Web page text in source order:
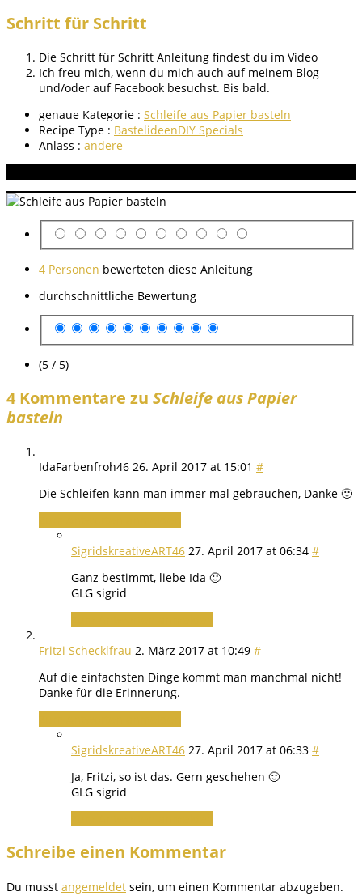
Schritt für Schritt
Die Schritt für Schritt Anleitung findest du im Video
Ich freu mich, wenn du mich auch auf meinem Blog
und/oder auf Facebook besuchst. Bis bald.
genaue Kategorie : Schleife aus Papier basteln
Recipe Type : BastelideenDIY Specials
Anlass : andere
4 Personen bewerteten diese Anleitung
durchschnittliche Bewertung
(5 / 5)
4 Kommentare zu Schleife aus Papier
basteln
IdaFarbenfroh46 26. April 2017 at 15:01 #
Die Schleifen kann man immer mal gebrauchen, Danke 🙂
SigridskreativeART46 27. April 2017 at 06:34 #
Ganz bestimmt, liebe Ida 🙂
GLG sigrid
Fritzi Schecklfrau 2. März 2017 at 10:49 #
Auf die einfachsten Dinge kommt man manchmal nicht!
Danke für die Erinnerung.
SigridskreativeART46 27. April 2017 at 06:33 #
Ja, Fritzi, so ist das. Gern geschehen 🙂
GLG sigrid
Schreibe einen Kommentar
Du musst angemeldet sein, um einen Kommentar abzugeben.